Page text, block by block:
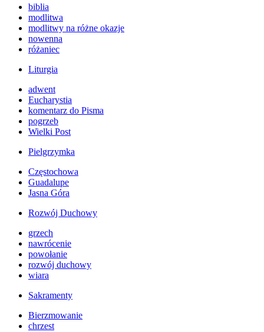
biblia
modlitwa
modlitwy na różne okazje
nowenna
różaniec
Liturgia
adwent
Eucharystia
komentarz do Pisma
pogrzeb
Wielki Post
Pielgrzymka
Częstochowa
Guadalupe
Jasna Góra
Rozwój Duchowy
grzech
nawrócenie
powołanie
rozwój duchowy
wiara
Sakramenty
Bierzmowanie
chrzest